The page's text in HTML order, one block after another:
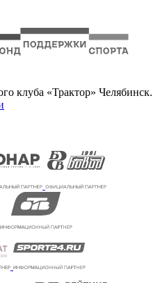
клуба «Трактор» Челябинск.